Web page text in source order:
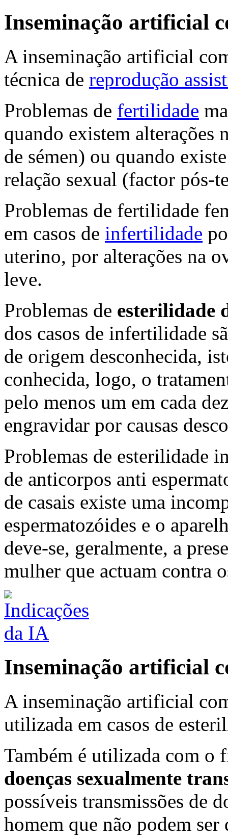
Inseminação artificial
A inseminação artificial
técnica de reprodução
Problemas de fertilidade
quando existem alterações
de sémen) ou quando
relação sexual (factor pós-
Problemas de fertilidade
em casos de infertilidade
uterino, por alterações na
leve.
Problemas de esterilidade
dos casos de infertilidade
de origem desconhecida,
conhecida, logo, o
pelo menos um em cada
engravidar por causas
Problemas de esterilidade
de anticorpos anti
de casais existe uma
espermatozóides e o
deve-se, geralmente, a
mulher que actuam contra
Inseminação artificial
A inseminação artificial
utilizada em casos de
Também é utilizada com o
doenças sexualmente
possíveis transmissões de
homem que não podem ser